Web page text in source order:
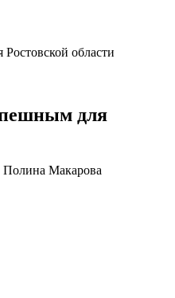
области
для
Полина Макарова